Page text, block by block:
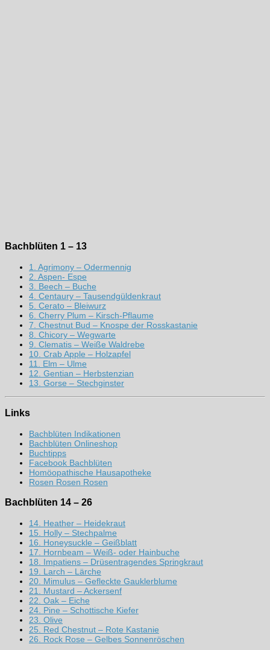
Bachblüten 1 – 13
1. Agrimony – Odermennig
2. Aspen- Espe
3. Beech – Buche
4. Centaury – Tausendgüldenkraut
5. Cerato – Bleiwurz
6. Cherry Plum – Kirsch-Pflaume
7. Chestnut Bud – Knospe der Rosskastanie
8. Chicory – Wegwarte
9. Clematis – Weiße Waldrebe
10. Crab Apple – Holzapfel
11. Elm – Ulme
12. Gentian – Herbstenzian
13. Gorse – Stechginster
Links
Bachblüten Indikationen
Bachblüten Onlineshop
Buchtipps
Facebook Bachblüten
Homöopathische Hausapotheke
Rosen Rosen Rosen
Bachblüten 14 – 26
14. Heather – Heidekraut
15. Holly – Stechpalme
16. Honeysuckle – Geißblatt
17. Hornbeam – Weiß- oder Hainbuche
18. Impatiens – Drüsentragendes Springkraut
19. Larch – Lärche
20. Mimulus – Gefleckte Gauklerblume
21. Mustard – Ackersenf
22. Oak – Eiche
24. Pine – Schottische Kiefer
23. Olive
25. Red Chestnut – Rote Kastanie
26. Rock Rose – Gelbes Sonnenröschen